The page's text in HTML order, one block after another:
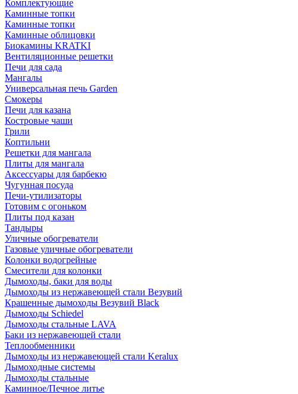
Комплектующие
Каминные топки
Каминные топки
Каминные облицовки
Биокамины KRATKI
Вентиляционные решетки
Печи для сада
Мангалы
Универсальная печь Garden
Смокеры
Печи для казана
Костровые чаши
Грили
Коптильни
Решетки для мангала
Плиты для мангала
Аксессуары для барбекю
Чугунная посуда
Печи-утилизаторы
Готовим с огоньком
Плиты под казан
Тандыры
Уличные обогреватели
Газовые уличные обогреватели
Колонки водогрейные
Смесители для колонки
Дымоходы, баки для воды
Дымоходы из нержавеющей стали Везувий
Крашенные дымоходы Везувий Black
Дымоходы Schiedel
Дымоходы стальные LAVA
Баки из нержавеющей стали
Теплообменники
Дымоходы из нержавеющей стали Keralux
Дымоходные системы
Дымоходы стальные
Каминное/Печное литье